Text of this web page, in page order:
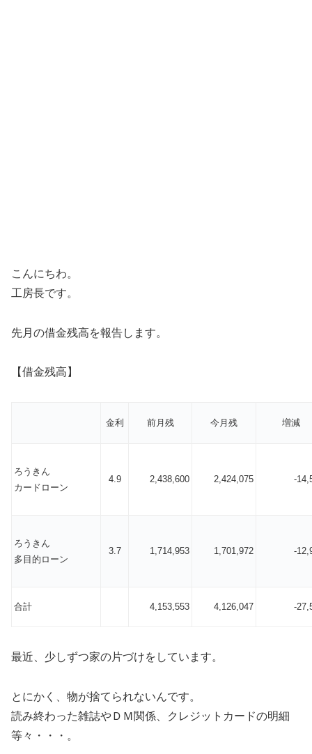
こんにちわ。
工房長です。
先月の借金残高を報告します。
【借金残高】
金利 前月残 今月残 増減
ろうきん
カードローン
4.9 2,438,600 2,424,075 -
ろうきん
多目的ローン
3.7 1,714,953 1,701,972 -
合計 4,153,553 4,126,047 -
最近、少しずつ家の片づけをしています。
とにかく、物が捨てられないんです。
読み終わった雑誌やＤＭ関係、クレジットカードの明細
等々・・・。